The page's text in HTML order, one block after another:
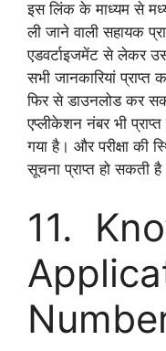
इस लिंक के माध्यम से
ली जाने वाली सहायक
एडवर्टाइजमेंट से लेकर
सभी जानकारियां
फिर से डाउनलोड कर
एप्लीकेशन नंबर भी
गया है। और परीक्षा की
सूचना प्राप्त हो सकती
11.